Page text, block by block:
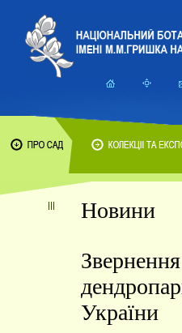
Новини
України